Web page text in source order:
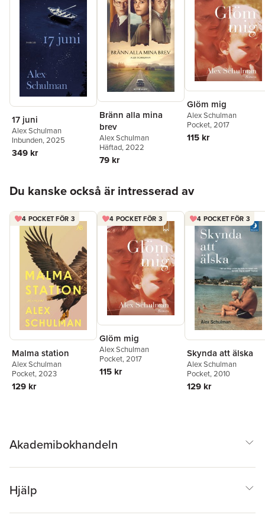
17 juni
Alex Schulman
Inbunden, 2025
349 kr
Bränn alla mina
brev
Alex Schulman
Häftad, 2022
79 kr
Glöm mig
Alex Schulman
Pocket, 2017
115 kr
Du kanske också är intresserad av
4 POCKET FÖR 3
Malma station
Alex Schulman
Pocket, 2023
129 kr
4 POCKET FÖR 3
Glöm mig
Alex Schulman
Pocket, 2017
115 kr
4 POCKET FÖR 3
Skynda att älska
Alex Schulman
Pocket, 2010
129 kr
Akademibokhandeln
Hjälp